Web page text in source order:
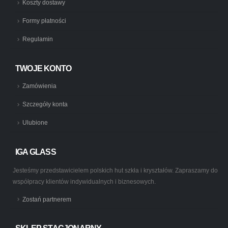
Koszty dostawy
Formy płatności
Regulamin
TWOJE KONTO
Zamówienia
Szczegóły konta
Ulubione
IGA GLASS
Jesteśmy przedstawicielem polskich hut szkła i kryształów. Zapraszamy do
współpracy klientów indywidualnych i biznesowych.
Zostań partnerem